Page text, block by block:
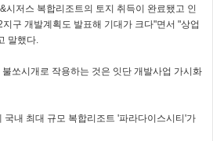
시저스 복합리조트의 토지 취득이 완료됐고 인
구 개발계획도 발표해 기대가 크다"면서 "상업
말했다.
쏘시개로 작용하는 것은 잇단 개발사업 가시화
내 최대 규모 복합리조트 '파라다이스시티'가